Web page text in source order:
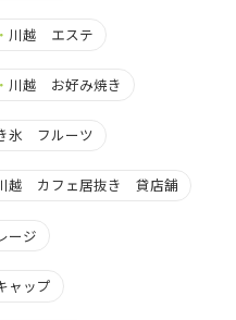
・ 川越 エステ
・ 川越 お好み焼き
氷 フルーツ
越 カフェ居抜き 貸店舗
ージ
ップ